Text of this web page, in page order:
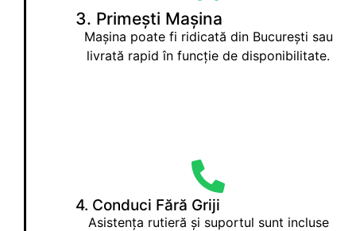
3. Primești Mașina
Mașina poate fi ridicată din București sau
livrată rapid în funcție de disponibilitate.
4. Conduci Fără Griji
Asistența rutieră și suportul sunt incluse